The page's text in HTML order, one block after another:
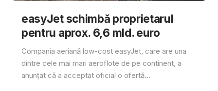
easyJet schimbă proprietarul
pentru aprox. 6,6 mld. euro
Compania aeriană low-cost easyJet, care are una
dintre cele mai mari aeroflote de pe continent, a
anunțat că a acceptat oficial o ofertă...